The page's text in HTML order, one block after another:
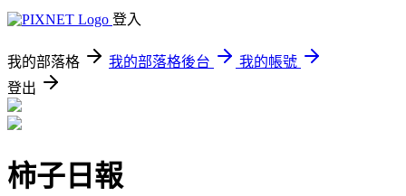
登入
我的部落格 我的部落格後台
我的帳號
登出
柿子日報